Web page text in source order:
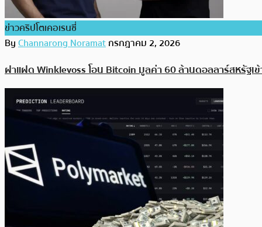
ข่าวคริปโตเคอเรนซี่
ByChannarong Noramatกรกฎาคม 2, 2026
ฝาแฝด Winklevoss โอน Bitcoin มูลค่า 60 ล้านดอลลาร์สหรัฐเข้